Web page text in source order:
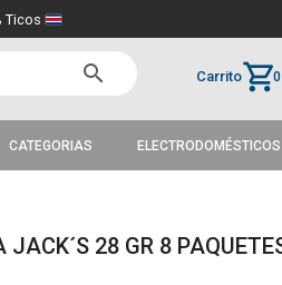
Ticos
search Carritoshopping_cart0
CATEGORIAS ELECTRODOMÉSTICOS
JACK´S 28 GR 8